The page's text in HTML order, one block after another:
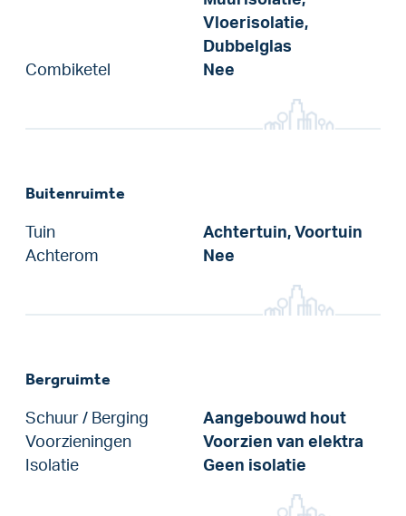
Vloerisolatie,
Dubbelglas
Combiketel
Nee
Buitenruimte
Tuin
Achtertuin, Voortuin
Achterom
Nee
Bergruimte
Schuur / Berging
Aangebouwd hout
Voorzieningen
Voorzien van elektra
Isolatie
Geen isolatie